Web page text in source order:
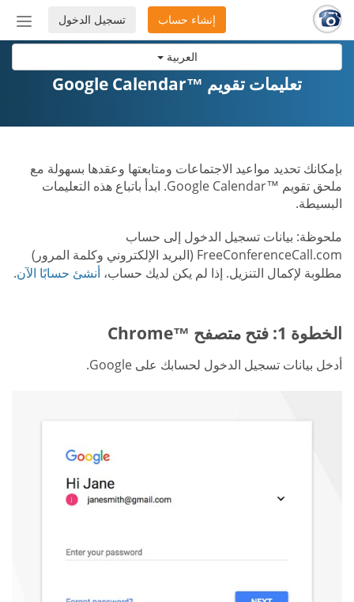
العربية
أو
تسجيل الدخول إنشاء حساب
تعليمات تقويم ™Google Calendar
بإمكانك تحديد مواعيد الاجتماعات ومتابعتها وعقدها بسهولة مع
ملحق تقويم ™Google Calendar. ابدأ باتباع هذه التعليمات
البسيطة.
ملحوظة: بيانات تسجيل الدخول إلى حساب
FreeConferenceCall.com (البريد الإلكتروني وكلمة المرور)
مطلوبة لإكمال التنزيل. إذا لم يكن لديك حساب، أنشئ حسابًا الآن.
الخطوة 1: فتح متصفح ™Chrome
أدخل بيانات تسجيل الدخول لحسابك على Google.